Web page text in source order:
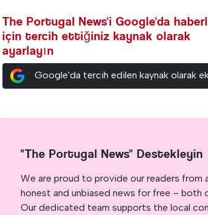
The Portugal News'i Google'da
için tercih ettiğiniz kaynak olarak
ayarlayın
Google'da tercih edilen kaynak olarak
"The Portugal News" Destekleyin
We are proud to provide our readers
honest and unbiased news for free – both
Our dedicated team supports the local